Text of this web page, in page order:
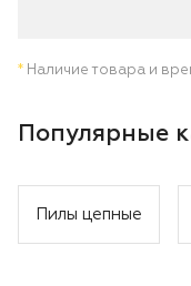
* Наличие товара и
Популярные
Пилы цепные